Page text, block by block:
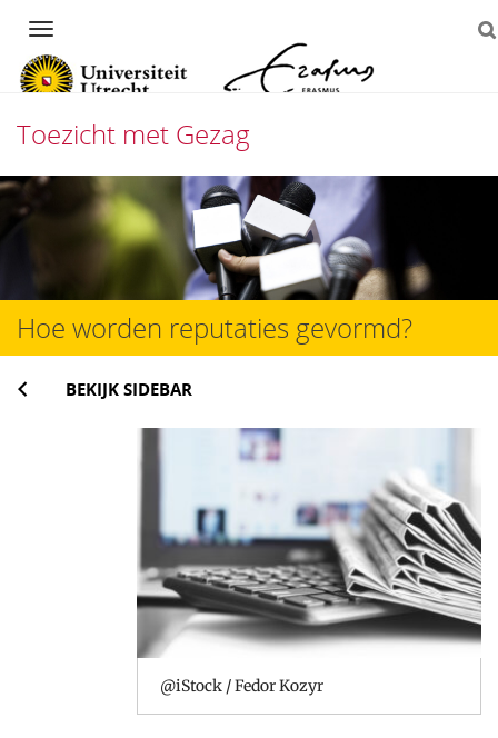
Navigation
Toezicht met Gezag
Direct
inhoud
Hoe worden reputaties gevormd?
BEKIJK SIDEBAR
@iStock / Fedor Kozyr